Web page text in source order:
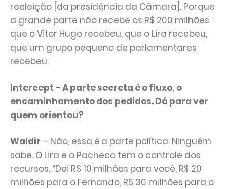
reeleição [da presidência da Câmara]. Porque
a grande parte não recebe os R$ 200 milhões
que o Vitor Hugo recebeu, que o Lira recebeu,
que um grupo pequeno de parlamentares
recebeu.
Intercept – A parte secreta é o fluxo, o
encaminhamento dos pedidos. Dá para ver
quem orientou?
Waldir – Não, essa é a parte política. Ninguém
sabe. O Lira e o Pacheco têm o controle dos
recursos. “Dei R$ 10 milhões para você, R$ 20
milhões para o Fernando, R$ 30 milhões para o